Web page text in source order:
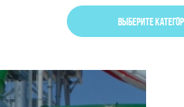
ВЫБЕРИТЕ